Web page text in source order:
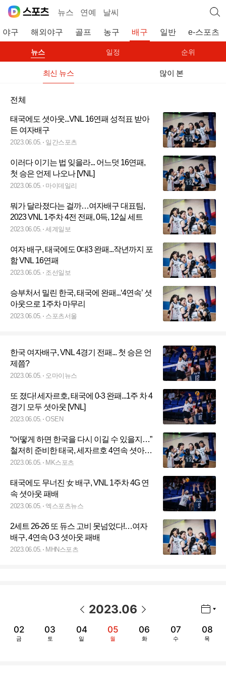
뉴스 연예 날씨
야구 해외야구 골프 농구 배구 일반 e-스포츠
뉴스 일정 순위
최신 뉴스 많이 본
전체
태국에도 셧아웃...VNL 16연패 성적표 받아
든 여자배구
2023.06.05. 일간스포츠
이러다 이기는 법 잊을라... 어느덧 16연패,
첫 승은 언제 나오나 [VNL]
2023.06.05. 마이데일리
뭐가 달라졌다는 걸까…여자배구 대표팀,
2023 VNL 1주차 4전 전패, 0득, 12실 세트
2023.06.05. 세계일보
여자 배구, 태국에도 0대3 완패...작년까지 포
함 VNL 16연패
2023.06.05. 조선일보
승부처서 밀린 한국, 태국에 완패...‘4연속’ 셧
아웃으로 1주차 마무리
2023.06.05. 스포츠서울
한국 여자배구, VNL 4경기 전패... 첫 승은 언
제쯤?
2023.06.05. 오마이뉴스
또 졌다! 세자르호, 태국에 0-3 완패...1주 차 4
경기 모두 셧아웃 [VNL]
2023.06.05. OSEN
“어떻게 하면 한국을 다시 이길 수 있을지…”
철저히 준비한 태국, 세자르호 4연속 셧아웃
패→VNL 16연패
2023.06.05. MK스포츠
태국에도 무너진 女 배구, VNL 1주차 4G 연
속 셧아웃 패배
2023.06.05. 엑스포츠뉴스
2세트 26-26 또 듀스 고비 못넘었다!…여자
배구, 4연속 0-3 셧아웃 패배
2023.06.05. MHN스포츠
2023.06
02
금
03
토
04
일
05
월
06
화
07
수
08
목